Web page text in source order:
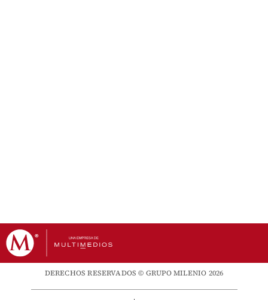
DERECHOS RESERVADOS © GRUPO MILENIO 2026